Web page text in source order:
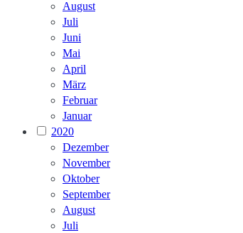
August
Juli
Juni
Mai
April
März
Februar
Januar
2020
Dezember
November
Oktober
September
August
Juli